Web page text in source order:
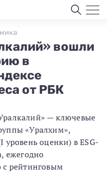
вошли
в
от РБК
— ключевые
«Уралхим»,
оценки) в ESG-
ежегодно
с рейтинговым